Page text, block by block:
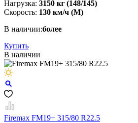
Нагрузка: 3150 кг (148/145)
Скорость: 130 км/ч (M)
В наличии:более
Купить
В наличии
Firemax FM19+ 315/80 R22.5